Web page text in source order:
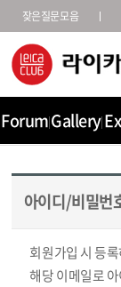
잦은질문모음
ForumGallery
아이디/비밀번
회원가입 시 등
해당 이메일로